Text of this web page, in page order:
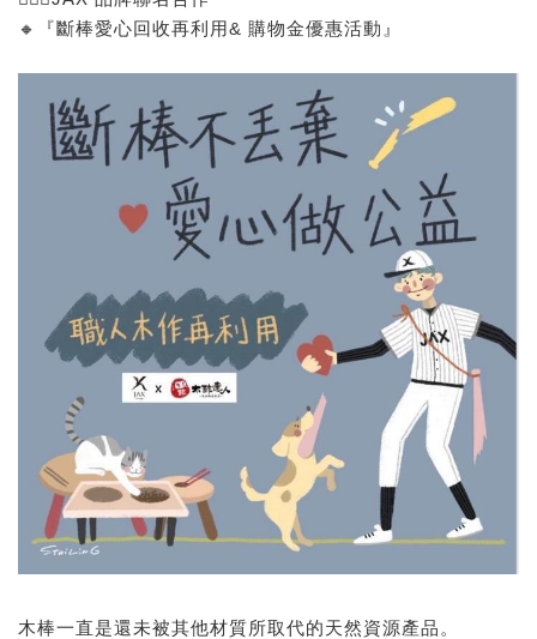
🔸『斷棒愛心回收再利用& 購物金優惠活動』
木棒一直是還未被其他材質所取代的天然資源產品。